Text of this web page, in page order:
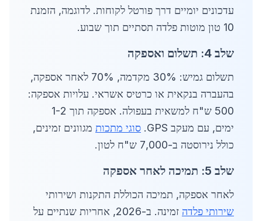
עדכונים יומיים דרך פורטל לקוחות. לדוגמה, הזמנת
10 טון מוטות פלדה תסתיים תוך שבוע.
שלב 4: תשלום ואספקה
תשלום גמיש: 30% מקדמה, 70% לאחר אספקה,
בהעברה בנקאית או כרטיס אשראי. עלויות אספקה:
500 ש"ח למשאית בעפולה. אספקה תוך 1-2
ימים, עם מעקב GPS.
סוגי מתכות מגוונים זמינים,
כולל נירוסטה ב-7,000 ש"ח לטון.
שלב 5: תמיכה לאחר אספקה
לאחר אספקה, תמיכה הכוללת התקנות ושירותי
שירותי פלדה
זמינה. ב-2026, אחריות שנתיים על